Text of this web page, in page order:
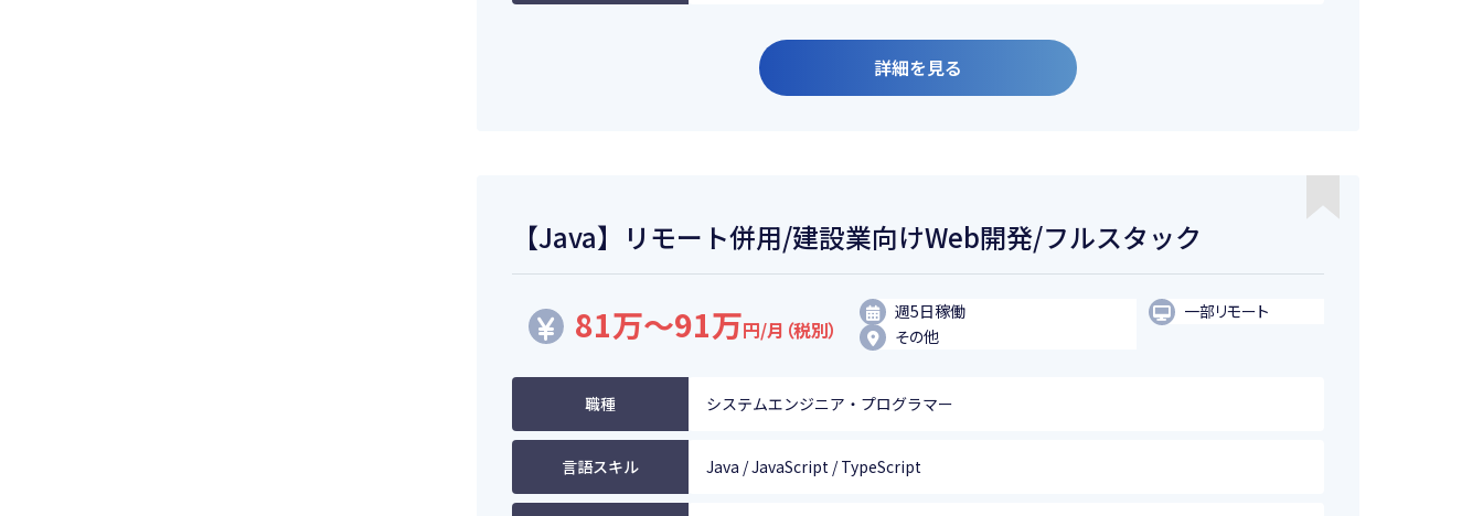
詳細を見る
【Java】リモート併用/建設業向けWeb開発/フルスタック
81万～91万円/月（税別）
週5日稼働
一部リモート
その他
職種 システムエンジニア・プログラマー
言語スキル Java / JavaScript / TypeScript